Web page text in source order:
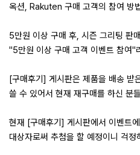
옥션, Rakuten 구매 고객의 참여 방
5만원 이상 구매 후, 시즌 그리팅 판
"5만원 이상 구매 고객 이벤트 참여"
[구매후기] 게시판은 제품을 배송 받
쓸 수 있어서 현재 재구매를 하신 분
현재 [구매후기] 게시판에서 이벤트
대상자로써 추첨을 할 예정이니 걱정